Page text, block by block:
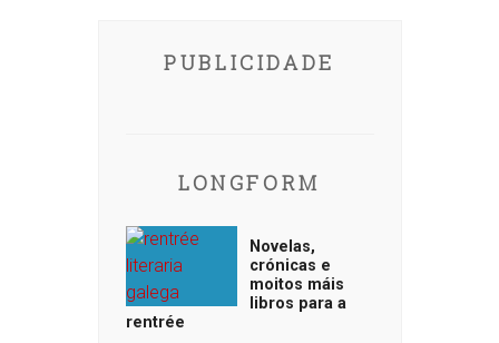
PUBLICIDADE
LONGFORM
Novelas,
crónicas e
moitos máis
libros para a
rentrée